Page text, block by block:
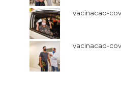
vacinacao-
vacinacao-